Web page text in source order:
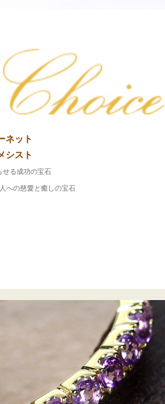
ネット
シスト
せる成功の宝石
への慈愛と癒しの宝石